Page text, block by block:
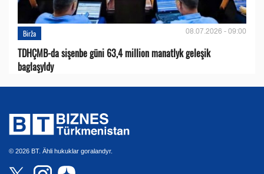
Birža 08.07.2026 - 09:00
TDHÇMB-da sişenbe güni 63,4 million manatlyk geleşik
baglaşyldy
© 2026 BT. Ähli hukuklar goralandyr.